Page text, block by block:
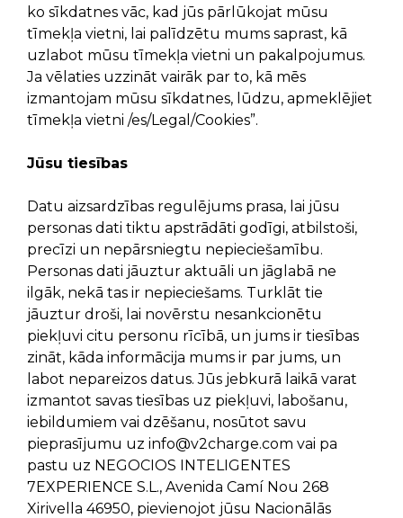
ko sīkdatnes vāc, kad jūs pārlūkojat mūsu
tīmekļa vietni, lai palīdzētu mums saprast, kā
uzlabot mūsu tīmekļa vietni un pakalpojumus.
Ja vēlaties uzzināt vairāk par to, kā mēs
izmantojam mūsu sīkdatnes, lūdzu, apmeklējiet
tīmekļa vietni /es/Legal/Cookies”.
Jūsu tiesības
Datu aizsardzības regulējums prasa, lai jūsu
personas dati tiktu apstrādāti godīgi, atbilstoši,
precīzi un nepārsniegtu nepieciešamību.
Personas dati jāuztur aktuāli un jāglabā ne
ilgāk, nekā tas ir nepieciešams. Turklāt tie
jāuztur droši, lai novērstu nesankcionētu
piekļuvi citu personu rīcībā, un jums ir tiesības
zināt, kāda informācija mums ir par jums, un
labot nepareizos datus. Jūs jebkurā laikā varat
izmantot savas tiesības uz piekļuvi, labošanu,
iebildumiem vai dzēšanu, nosūtot savu
pieprasījumu uz info@v2charge.com vai pa
pastu uz NEGOCIOS INTELIGENTES
7EXPERIENCE S.L., Avenida Camí Nou 268
Xirivella 46950, pievienojot jūsu Nacionālās